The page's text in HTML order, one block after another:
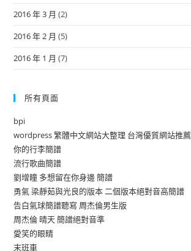
2016 年 3 月 (2)
2016 年 2 月 (5)
2016 年 1 月 (7)
所有頁面
bpi
wordpress 繁體中文網站大整理 台灣優質網站推薦
你的行李簡譜
流行歌曲簡譜
劉增瞳 多想留在你身邊 簡譜
勇氣 梁靜茹與光良的版本 二個版本絕對音高簡譜
告白氣球簡譜聽寫 周杰倫男生版
周杰倫 晴天 簡譜絕對音準
愛笑的眼睛
末班車